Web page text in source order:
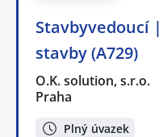
Stavbyvedoucí
stavby (A729)
O.K. solution, s.r.o.
Praha
Plný úvazek